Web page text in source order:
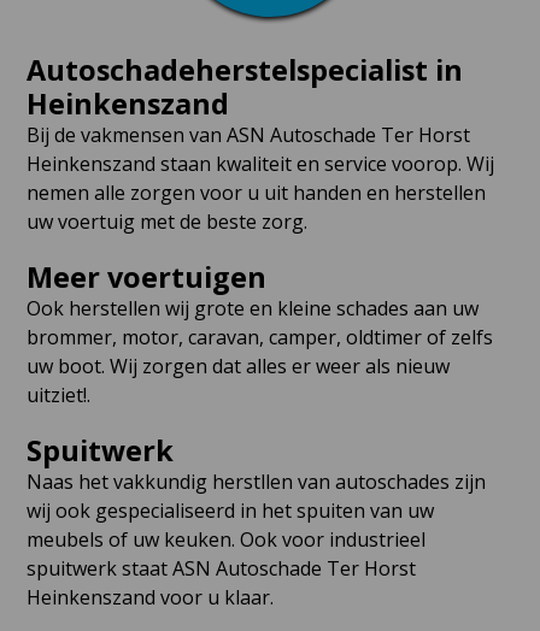
Autoschadeherstelspecialist in
Heinkenszand
Bij de vakmensen van ASN Autoschade Ter Horst
Heinkenszand staan kwaliteit en service voorop. Wij
nemen alle zorgen voor u uit handen en herstellen
uw voertuig met de beste zorg.
Meer voertuigen
Ook herstellen wij grote en kleine schades aan uw
brommer, motor, caravan, camper, oldtimer of zelfs
uw boot. Wij zorgen dat alles er weer als nieuw
uitziet!.
Spuitwerk
Naas het vakkundig herstllen van autoschades zijn
wij ook gespecialiseerd in het spuiten van uw
meubels of uw keuken. Ook voor industrieel
spuitwerk staat ASN Autoschade Ter Horst
Heinkenszand voor u klaar.